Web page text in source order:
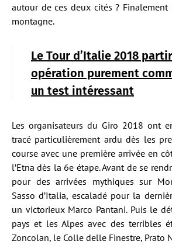
autour de ces deux cités ?
montagne.
Le Tour d’Italie 2018
opération purement
un test intéressant
Les organisateurs du Giro 2018 ont
tracé particulièrement ardu dès les
course avec une première arrivée en
l’Etna dès la 6e étape. Avant de se
pour des arrivées mythiques sur
Sasso d’Italia, escaladé pour la
un victorieux Marco Pantani. Puis le
pays et les Alpes avec des terribles
Zoncolan, le Colle delle Finestre, Prato